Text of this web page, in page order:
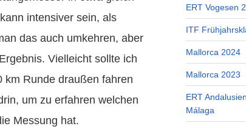
intensiver sein, als
das auch umkehren, aber
Vielleicht sollte ich
km Runde draußen fahren
um zu erfahren welchen
Messung hat.
ERT Vogesen
ITF
Mallorca 2024
Mallorca 2023
ERT
Málaga